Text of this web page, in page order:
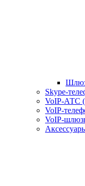
Skype-
VoIP-АТС
VoIP-
VoIP-